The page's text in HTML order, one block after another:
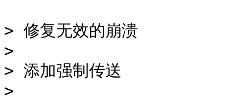
> 修复无效的崩溃
>
> 添加强制传送
>